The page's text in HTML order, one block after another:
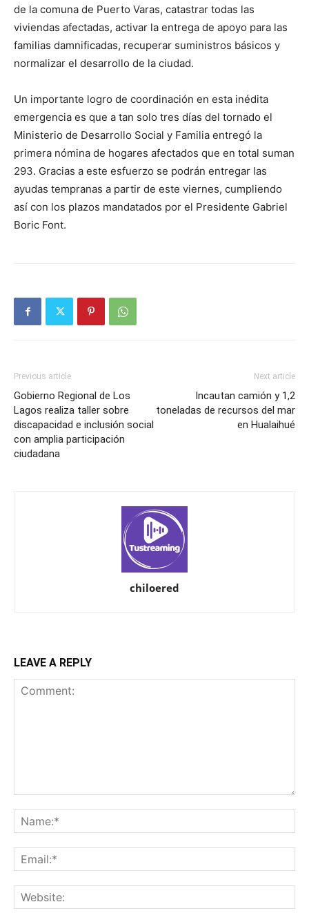
de la comuna de Puerto Varas, catastrar todas las
viviendas afectadas, activar la entrega de apoyo para las
familias damnificadas, recuperar suministros básicos y
normalizar el desarrollo de la ciudad.
Un importante logro de coordinación en esta inédita
emergencia es que a tan solo tres días del tornado el
Ministerio de Desarrollo Social y Familia entregó la
primera nómina de hogares afectados que en total suman
293. Gracias a este esfuerzo se podrán entregar las
ayudas tempranas a partir de este viernes, cumpliendo
así con los plazos mandatados por el Presidente Gabriel
Boric Font.
Previous article
Gobierno Regional de Los
Lagos realiza taller sobre
discapacidad e inclusión social
con amplia participación
ciudadana
Next article
Incautan camión y 1,2
toneladas de recursos del mar
en Hualaihué
chiloered
LEAVE A REPLY